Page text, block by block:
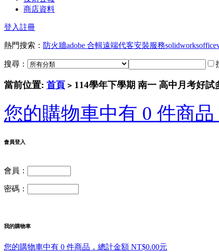
商店資料
登入註冊
熱門搜索： 防火牆adobe 合輯遠端代客安裝服務solidworksoffice
搜尋：
當前位置: 首頁 > 114學年下學期 南一 高中月考好
您的購物車中有 0 件商
會員登入
會員：
密碼：
我的購物車
您的購物車中有 0 件商品，總計金額 NT$0.00元